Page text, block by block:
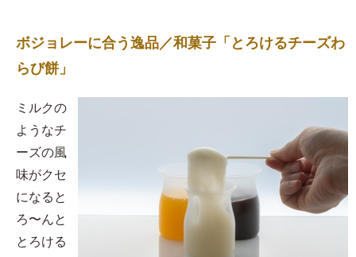
ボジョレーに合う逸品／和菓子「とろけるチーズわ
らび餅」
​ミルクの
ようなチ
ーズの風
味がクセ
になると
ろ〜んと
とろける